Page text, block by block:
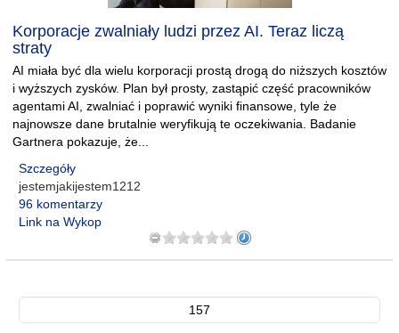
Korporacje zwalniały ludzi przez AI. Teraz liczą
straty
AI miała być dla wielu korporacji prostą drogą do niższych kosztów
i wyższych zysków. Plan był prosty, zastąpić część pracowników
agentami AI, zwalniać i poprawić wyniki finansowe, tyle że
najnowsze dane brutalnie weryfikują te oczekiwania. Badanie
Gartnera pokazuje, że...
Szczegóły
jestemjakijestem1212
96 komentarzy
Link na Wykop
157